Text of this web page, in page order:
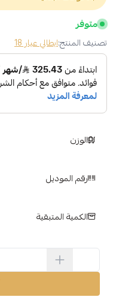
متوفر
تصنيف المنتج:ايطالي عيار 18
الوزن
رقم الموديل
الكمية المتبقية